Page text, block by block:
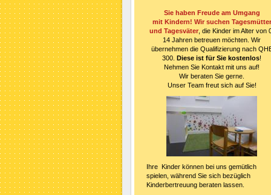
Sie haben Freude am Umgang
mit Kindern! Wir suchen Tagesmütter
und Tagesväter, die Kinder im Alter von
14 Jahren betreuen möchten. Wir
übernehmen die Qualifizierung nach
300. Diese ist für Sie kostenlos!
Nehmen Sie Kontakt mit uns auf!
Wir beraten Sie gerne.
Unser Team freut sich auf Sie!
Ihre Kinder können bei uns gemütlich
spielen, während Sie sich bezüglich
Kinderbertreuung beraten lassen.